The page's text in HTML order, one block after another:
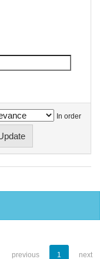
In order
previous 1 next